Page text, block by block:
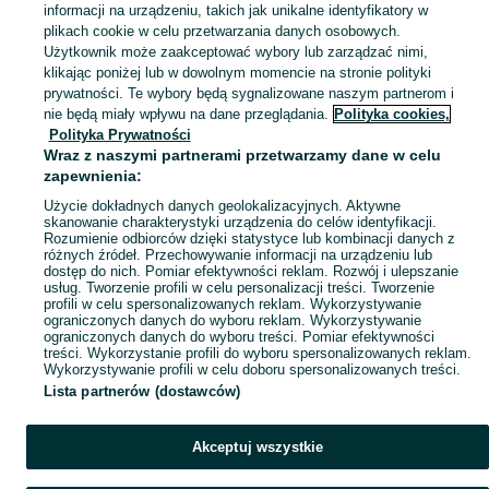
KATEGORIA
Skorzystaj z największego serwisu ogłoszeniowego - Wola Niechcicka Stara i okolice! Kupuj to, czego pragniesz i sprzedawaj to, czego już nie potrzebujesz! Zobacz
Mapa kategorii
Mapa miejscowości
Mapa ministron
Popularne wyszukiwania
informacji na urządzeniu, takich jak unikalne identyfikatory w
plikach cookie w celu przetwarzania danych osobowych.
Użytkownik może zaakceptować wybory lub zarządzać nimi,
klikając poniżej lub w dowolnym momencie na stronie polityki
prywatności. Te wybory będą sygnalizowane naszym partnerom i
nie będą miały wpływu na dane przeglądania. Polityka cookies,
Polityka Prywatności
Wraz z naszymi partnerami przetwarzamy dane w celu
zapewnienia:
Użycie dokładnych danych geolokalizacyjnych. Aktywne
skanowanie charakterystyki urządzenia do celów identyfikacji.
Rozumienie odbiorców dzięki statystyce lub kombinacji danych z
różnych źródeł. Przechowywanie informacji na urządzeniu lub
dostęp do nich. Pomiar efektywności reklam. Rozwój i ulepszanie
usług. Tworzenie profili w celu personalizacji treści. Tworzenie
profili w celu spersonalizowanych reklam. Wykorzystywanie
ograniczonych danych do wyboru reklam. Wykorzystywanie
ograniczonych danych do wyboru treści. Pomiar efektywności
treści. Wykorzystanie profili do wyboru spersonalizowanych reklam.
Wykorzystywanie profili w celu doboru spersonalizowanych treści.
Lista partnerów (dostawców)
Akceptuj wszystkie